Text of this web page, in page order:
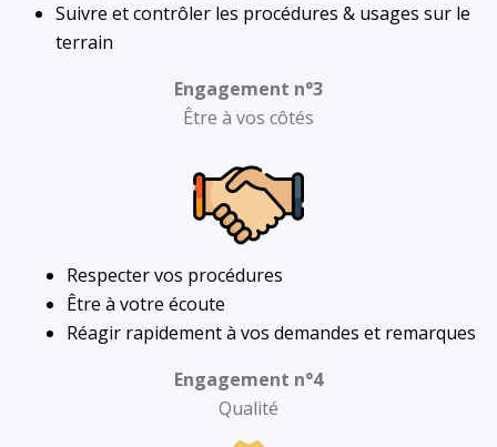
Suivre et contrôler les procédures & usages sur le
terrain
Engagement n°3
Être à vos côtés
Respecter vos procédures
Être à votre écoute
Réagir rapidement à vos demandes et remarques
Engagement n°4
Qualité